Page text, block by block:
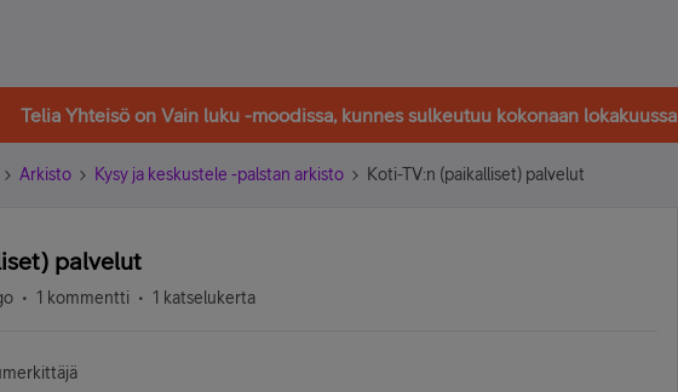
Telia Yhteisö on Vain luku -moodissa, kunnes sulkeutuu kokonaan lokakuussa
Arkisto Kysy ja keskustele -palstan arkisto Koti-TV:n (paikalliset) palvelut
palvelut
1 kommentti 1 katselukerta